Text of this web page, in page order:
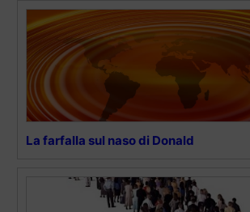
La farfalla sul naso di Donald